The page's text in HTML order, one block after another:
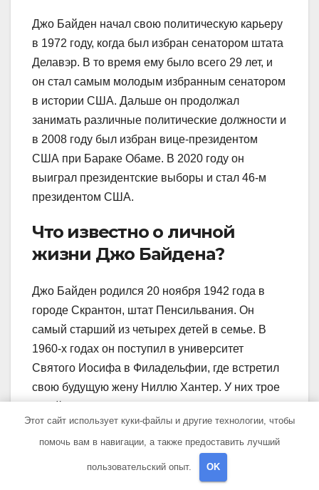
Джо Байден начал свою политическую карьеру
в 1972 году, когда был избран сенатором штата
Делавэр. В то время ему было всего 29 лет, и
он стал самым молодым избранным сенатором
в истории США. Дальше он продолжал
занимать различные политические должности и
в 2008 году был избран вице-президентом
США при Бараке Обаме. В 2020 году он
выиграл президентские выборы и стал 46-м
президентом США.
Что известно о личной
жизни Джо Байдена?
Джо Байден родился 20 ноября 1942 года в
городе Скрантон, штат Пенсильвания. Он
самый старший из четырех детей в семье. В
1960-х годах он поступил в университет
Святого Иосифа в Филадельфии, где встретил
свою будущую жену Ниллю Хантер. У них трое
избрания сенатором, его жена и годовалая
дочь погибли в автомобильной аварии. Джо
Байден позже восстановился и в 1977 году
вступил в брак со второй женой Джилл Байден,
Этот сайт использует куки-файлы и другие технологии, чтобы
помочь вам в навигации, а также предоставить лучший
пользовательский опыт. OK